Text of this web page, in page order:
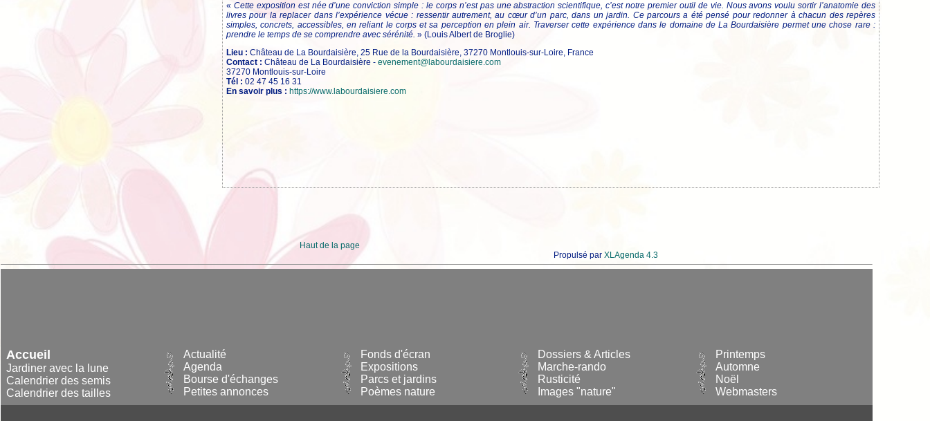
« Cette exposition est née d’une conviction simple : le corps n’est pas une abstraction scientifique, c’est notre premier outil de vie. Nous avons voulu sortir l’anatomie des
livres pour la replacer dans l’expérience vécue : ressentir autrement, au cœur d’un parc, dans un jardin. Ce parcours a été pensé pour redonner à chacun des repères
simples, concrets, accessibles, en reliant le corps et sa perception en plein air. Traverser cette expérience dans le domaine de La Bourdaisière permet une chose rare :
prendre le temps de se comprendre avec sérénité. » (Louis Albert de Broglie)
Lieu : Château de La Bourdaisière, 25 Rue de la Bourdaisière, 37270 Montlouis-sur-Loire, France
Contact : Château de La Bourdaisière - evenement@labourdaisiere.com
37270 Montlouis-sur-Loire
Tél : 02 47 45 16 31
En savoir plus : https://www.labourdaisiere.com
Haut de la page
Propulsé par XLAgenda 4.3
Accueil
Jardiner avec la lune
Calendrier des semis
Calendrier des tailles
Actualité
Agenda
Bourse d'échanges
Petites annonces
Fonds d'écran
Expositions
Parcs et jardins
Poèmes nature
Dossiers & Articles
Marche-rando
Rusticité
Images "nature"
Printemps
Automne
Noël
Webmasters